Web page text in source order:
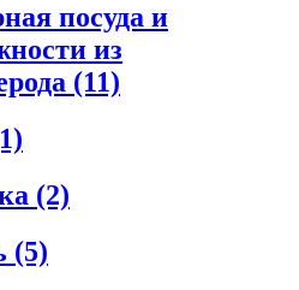
посуда и
из
(11)
(2)
(5)